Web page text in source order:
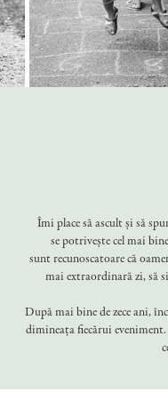
Îmi place să ascult și să
se potrivește cel mai
sunt recunoscatoare că
mai extraordinară zi, să
După mai bine de zece ani,
dimineața fiecărui